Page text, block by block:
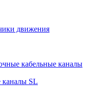
движения
кабельные каналы
каналы SL